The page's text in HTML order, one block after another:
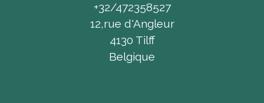
+32/472358527
12,rue d'Angleur
4130 Tilff
Belgique